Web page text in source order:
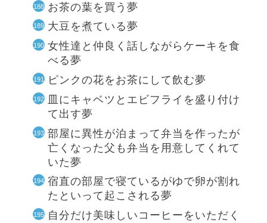
お茶の葉を買う夢
大豆を煮ている夢
女性達と仲良く話しながらケーキを食
べる夢
ピンクの花をお茶にして飲む夢
皿にキャベツとエビフライを盛り付け
て出す夢
部屋に異性が泊まって弁当を作ったが
亡くなった父も弁当を用意してくれて
いた夢
宿直の部屋で寝ているがゆで卵が割れ
たといって起こされる夢
自分だけ美味しいコーヒーをいただく